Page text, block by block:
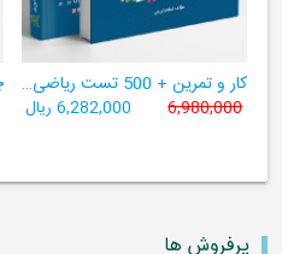
کار و تمرین + 500 تست ریاضی چهارم
6,980,000 6,282,000 ریال
پرفروش ها